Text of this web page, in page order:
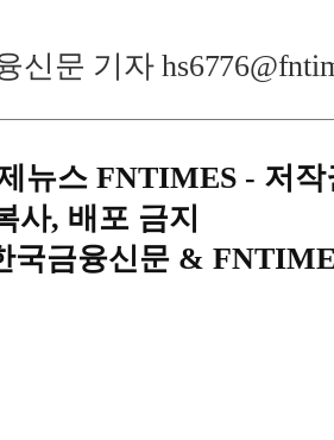
신문 기자
뉴스 FNTIMES - 저
사, 배포 금지
금융신문 &